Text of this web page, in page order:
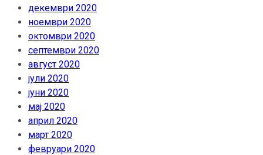
декември 2020
ноември 2020
октомври 2020
септември 2020
август 2020
јули 2020
јуни 2020
мај 2020
април 2020
март 2020
февруари 2020